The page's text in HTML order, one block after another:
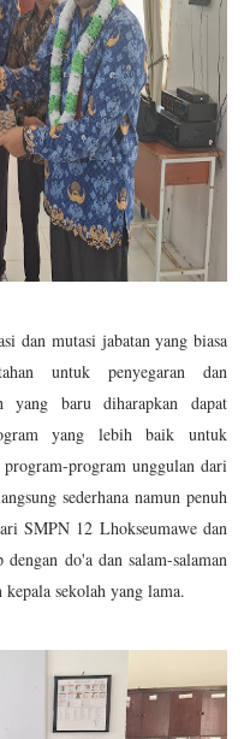
dan mutasi jabatan yang biasa
untuk penyegaran dan
yang baru diharapkan dapat
yang lebih baik untuk
program unggulan dari
sederhana namun penuh
SMPN 12 Lhokseumawe dan
do'a dan salam-salaman
sekolah yang lama.